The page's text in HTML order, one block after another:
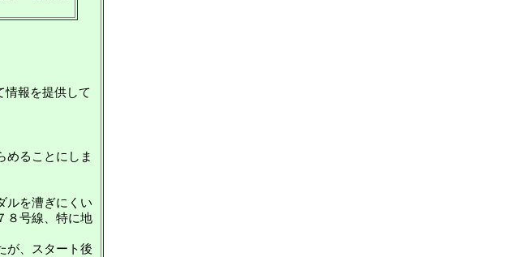
報を提供して
めることにしま
ルを漕ぎにくい
８号線、特に地
が、スタート後